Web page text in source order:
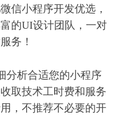
信小程序开发优选，
的UI设计团队，一对
务！
分析合适您的小程序
取技术工时费和服务
，不推荐不必要的开